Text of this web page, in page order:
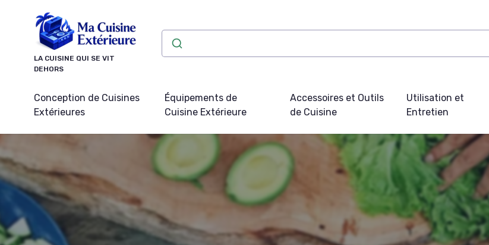
LA CUISINE QUI SE VIT
DEHORS
Conception de Cuisines
Extérieures
Équipements de
Cuisine Extérieure
Accessoires et Outils
de Cuisine
Utilisation et
Entretien